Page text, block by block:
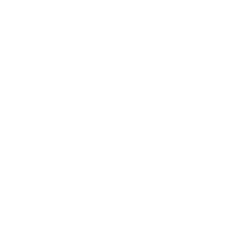
vous permet un gain de temps
: pour un praticien expert, une
de 3 minutes. Ce temps peut
prothétiques simples,
le scan d’une hémi
au laboratoire, sans